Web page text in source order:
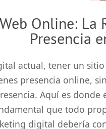
Online:
Presencia
actual, tener un
presencia online,
Aquí es
que todo
digital debería